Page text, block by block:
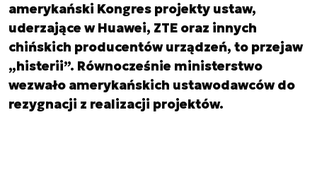
amerykański Kongres projekty ustaw,
uderzające w Huawei, ZTE oraz innych
chińskich producentów urządzeń, to przejaw
„histerii”. Równocześnie ministerstwo
wezwało amerykańskich ustawodawców do
rezygnacji z realizacji projektów.